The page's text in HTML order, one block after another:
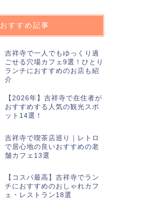
おすすめ記事
吉祥寺で一人でもゆっくり過
ごせる穴場カフェ9選！ひとり
ランチにおすすめのお店も紹
介
【2026年】吉祥寺で在住者が
おすすめする人気の観光スポ
ット14選！
吉祥寺で喫茶店巡り｜レトロ
で居心地の良いおすすめの老
舗カフェ13選
【コスパ最高】吉祥寺でラン
チにおすすめのおしゃれカフ
ェ・レストラン18選